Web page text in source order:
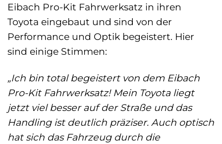
Eibach Pro-Kit Fahrwerksatz in ihren
Toyota eingebaut und sind von der
Performance und Optik begeistert. Hier
sind einige Stimmen:
„Ich bin total begeistert von dem Eibach
Pro-Kit Fahrwerksatz! Mein Toyota liegt
jetzt viel besser auf der Straße und das
Handling ist deutlich präziser. Auch optisch
hat sich das Fahrzeug durch die